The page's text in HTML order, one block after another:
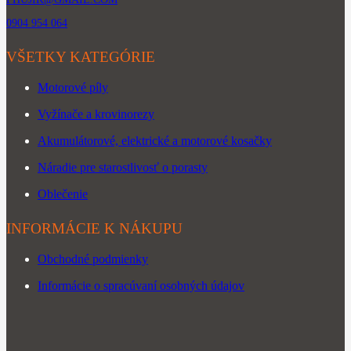
0904 954 064
VŠETKY KATEGÓRIE
Motorové píly
Vyžínače a krovinorezy
Akumulátorové, elektrické a motorové kosačky
Náradie pre starostlivosť o porasty
Oblečenie
INFORMÁCIE K NÁKUPU
Obchodné podmienky
Informácie o spracúvaní osobných údajov